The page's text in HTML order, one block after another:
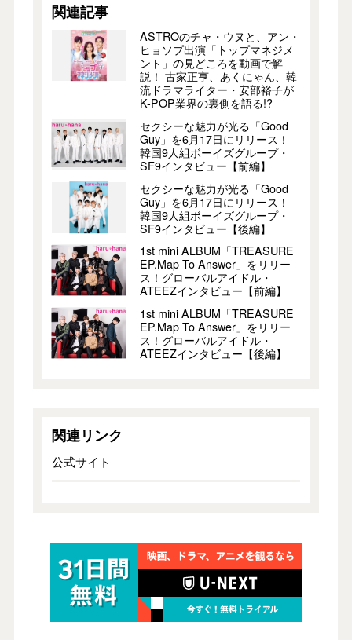
関連記事
ASTROのチャ・ウヌと、アン・
ヒョソプ出演「トップマネジメ
ント」の見どころを動画で解
説！ 古家正亨、あくにゃん、韓
流ドラマライター・安部裕子が
K-POP業界の裏側を語る!?
セクシーな魅力が光る「Good
Guy」を6月17日にリリース！
韓国9人組ボーイズグループ・
SF9インタビュー【前編】
セクシーな魅力が光る「Good
Guy」を6月17日にリリース！
韓国9人組ボーイズグループ・
SF9インタビュー【後編】
1st mini ALBUM「TREASURE
EP.Map To Answer」をリリー
ス！グローバルアイドル・
ATEEZインタビュー【前編】
1st mini ALBUM「TREASURE
EP.Map To Answer」をリリー
ス！グローバルアイドル・
ATEEZインタビュー【後編】
関連リンク
公式サイト